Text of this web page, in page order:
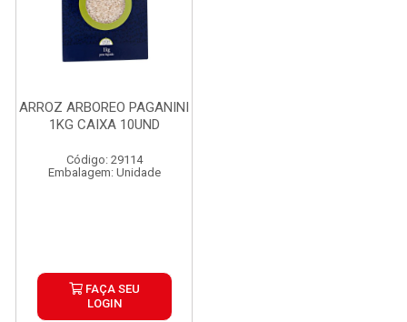
ARROZ ARBOREO PAGANINI
1KG CAIXA 10UND
Código: 29114
Embalagem: Unidade
FAÇA SEU
LOGIN